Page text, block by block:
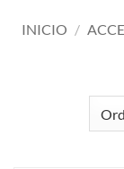
INICIO /